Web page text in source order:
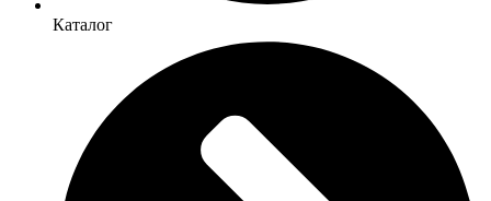
Каталог